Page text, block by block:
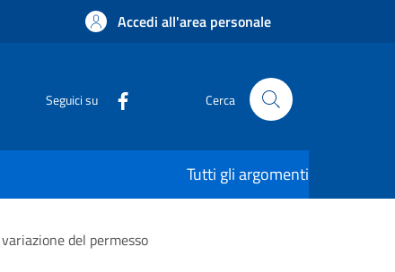
Accedi all'area personale
Seguici su Cerca
Tutti gli argomenti
del permesso